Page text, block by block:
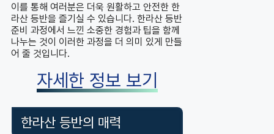
이를 통해 여러분은 더욱 원활하고 안전한 한
라산 등반을 즐기실 수 있습니다. 한라산 등반
준비 과정에서 느낀 소중한 경험과 팁을 함께
나누는 것이 이러한 과정을 더 의미 있게 만들
어 줄 것입니다.
자세한 정보 보기
한라산 등반의 매력